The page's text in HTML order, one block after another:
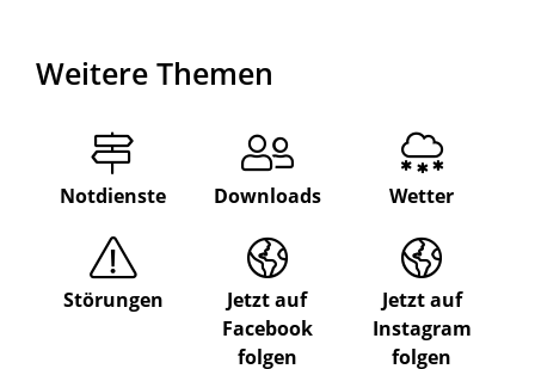
Weitere Themen
Notdienste Downloads Wetter
Störungen
Jetzt auf
Facebook
folgen
Jetzt auf
Instagram
folgen